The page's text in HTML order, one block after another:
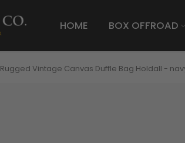
HOME BOX OFFROAD
Rugged Vintage Canvas Duffle Bag Holdall -